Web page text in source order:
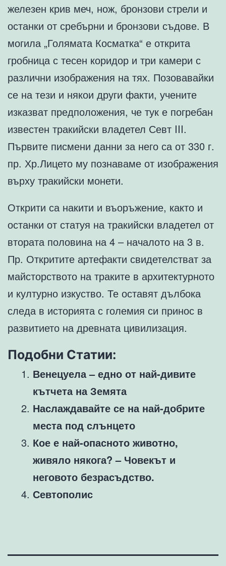
железен крив меч, нож, бронзови стрели и
останки от сребърни и бронзови съдове. В
могила „Голямата Косматка“ е открита
гробница с тесен коридор и три камери с
различни изображения на тях. Позовавайки
се на тези и някои други факти, учените
изказват предположения, че тук е погребан
известен тракийски владетел Севт III.
Първите писмени данни за него са от 330 г.
пр. Хр.Лицето му познаваме от изображения
върху тракийски монети.
Открити са накити и въоръжение, както и
останки от статуя на тракийски владетел от
втората половина на 4 – началото на 3 в.
Пр. Откритите артефакти свидетелстват за
майсторството на траките в архитектурното
и културно изкуство. Те оставят дълбока
следа в историята с големия си принос в
развитието на древната цивилизация.
Подобни Статии:
Венецуела – едно от най-дивите
кътчета на Земята
Наслаждавайте се на най-добрите
места под слънцето
Кое е най-опасното животно,
живяло някога? – Човекът и
неговото безрасъдство.
Севтополис